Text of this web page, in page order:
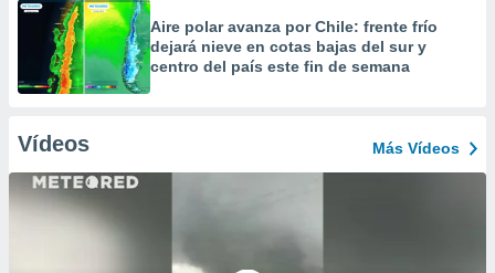
Aire polar avanza por Chile: frente frío
dejará nieve en cotas bajas del sur y
centro del país este fin de semana
Vídeos Más Vídeos